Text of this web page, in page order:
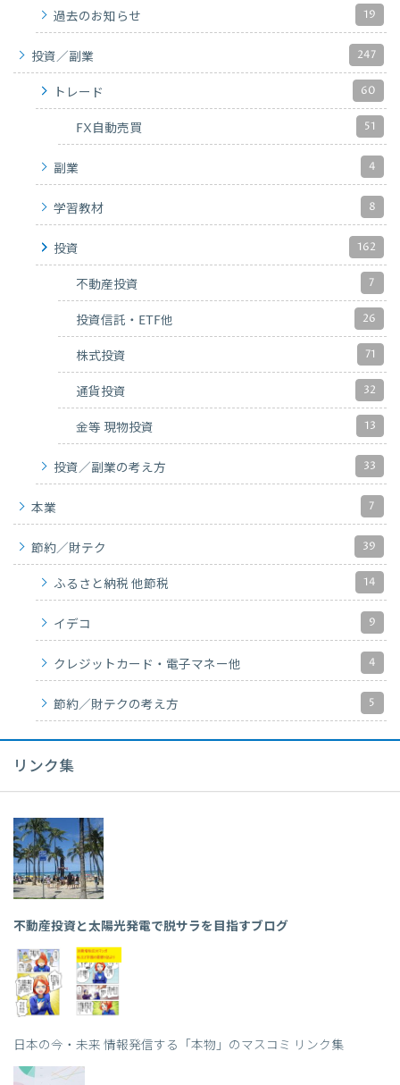
過去のお知らせ 19
投資／副業 247
トレード 60
FX自動売買 51
副業 4
学習教材 8
投資 162
不動産投資 7
投資信託・ETF他 26
株式投資 71
通貨投資 32
金等 現物投資 13
投資／副業の考え方 33
本業 7
節約／財テク 39
ふるさと納税 他節税 14
イデコ 9
クレジットカード・電子マネー他 4
節約／財テクの考え方 5
リンク集
不動産投資と太陽光発電で脱サラを目指すブログ
日本の今・未来 情報発信する「本物」のマスコミ リンク集